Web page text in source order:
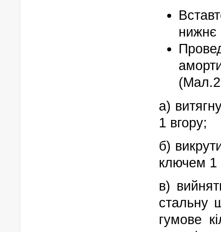
нижнє
а)
1 вгору;
б)
ключем
в)
стальну
гумове